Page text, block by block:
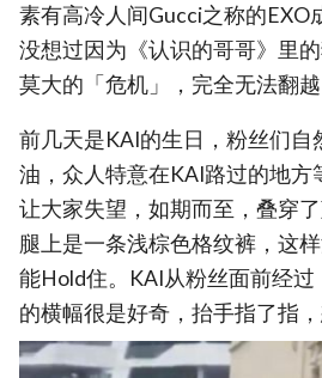
素有高冷人间Gucci之称的EXO
没想过因为《认识的哥哥》里
莫大的「危机」，完全无法翻越
前几天是KAI的生日，粉丝们自
油，众人特意在KAI路过的地方
让大家失望，如期而至，叠穿
腿上是一条浅棕色格纹裤，这
能Hold住。KAI从粉丝面前经过
的横幅很是好奇，抬手指了指